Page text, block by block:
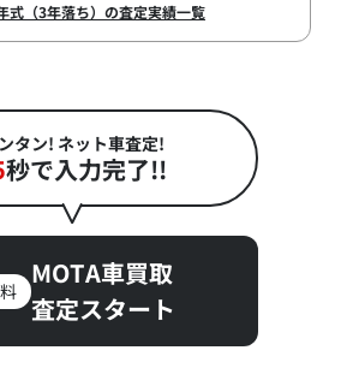
式（3年落ち）の査定実績一覧
タン! ネット車査定!
秒で入力完了!!
MOTA車買取
査定スタート